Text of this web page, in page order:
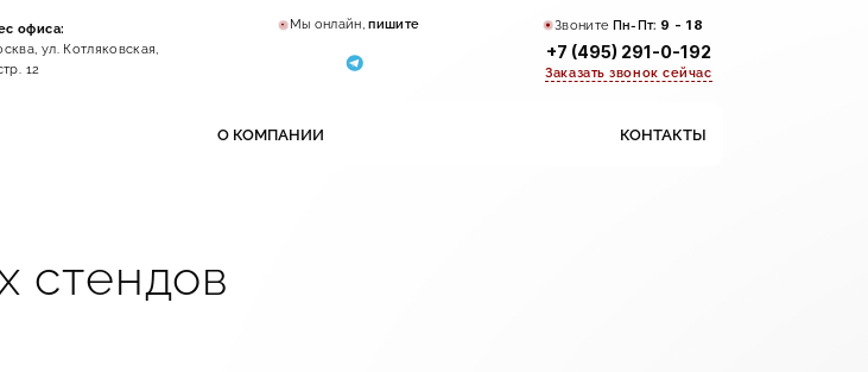
офиса:
ул. Котляковская,
12
Мы онлайн,пишите Звоните Пн-Пт: 9 - 18
+7 (495) 291-0-192
Заказать звонок сейчас
О КОМПАНИИ КОНТАКТЫ
стендов